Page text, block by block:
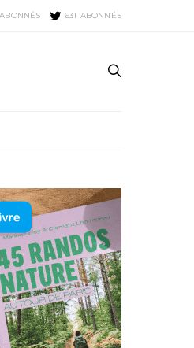
ABONNÉS 631 ABONNÉS